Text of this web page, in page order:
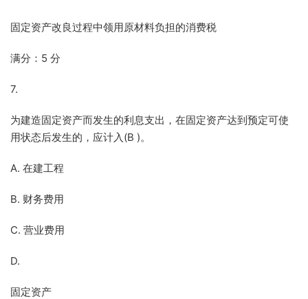
固定资产改良过程中领用原材料负担的消费税
满分：5 分
7.
为建造固定资产而发生的利息支出，在固定资产达到预定可使
用状态后发生的，应计入(B )。
A. 在建工程
B. 财务费用
C. 营业费用
D.
固定资产